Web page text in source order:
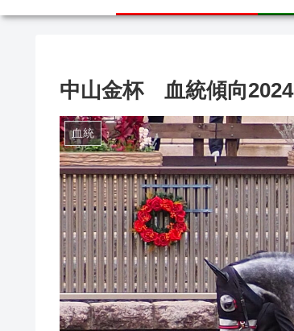
中山金杯 血統傾向2024
血統